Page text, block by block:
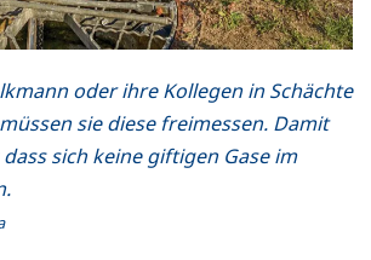
oder ihre Kollegen in Schächte
sie diese freimessen. Damit
sich keine giftigen Gase im